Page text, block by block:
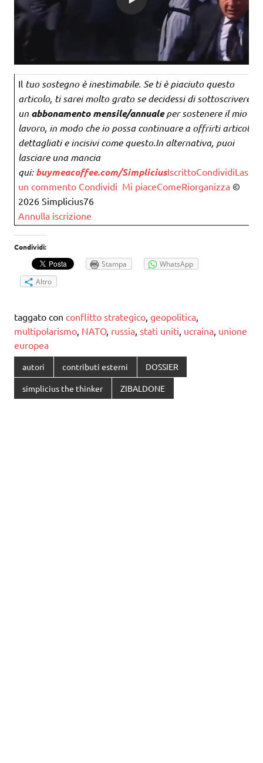
Il tuo sostegno è inestimabile. Se ti è piaciuto questo
articolo, ti sarei molto grato se decidessi di sottoscrivere
un abbonamento mensile/annualeper sostenere il mio
lavoro, in modo che io possa continuare a offrirti articoli
dettagliati e incisivi come questo.In alternativa, puoi
lasciare una mancia
qui:buymeacoffee.com/SimpliciusIscrittoCondividiLascia
un commento Condividi Mi piaceComeRiorganizza ©
2026 Simplicius76
Annulla iscrizione
Condividi:
Stampa
WhatsApp
Altro
taggato con conflitto strategico geopolitica
multipolarismo NATO, russia stati uniti ucraina unione
europea
autori contributi esterni DOSSIER
simplicius the thinker ZIBALDONE